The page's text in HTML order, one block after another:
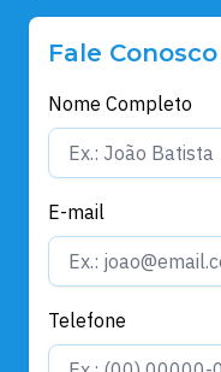
Fale Conosco
Nome Completo
E-mail
Telefone